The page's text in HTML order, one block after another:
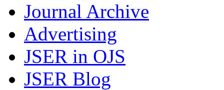
Journal Archive
Advertising
JSER in OJS
JSER Blog